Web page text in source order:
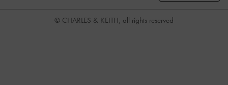
© CHARLES & KEITH, all rights reserved